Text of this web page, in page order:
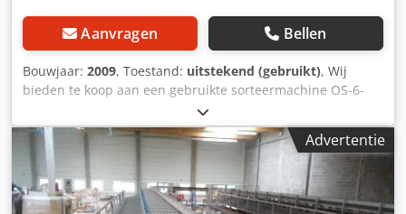
Aanvragen Bellen
Bouwjaar: 2009, Toestand: uitstekend (gebruikt), Wij
bieden te koop aan een gebruikte sorteermachine OS-6-
2700-STS van de fabrikant EQUINOX. Beschrijving van het
product Fabrikant: EQUINOX Type: OS-6-2700-STS
Bouwjaar: 2009 Serienummer: P.DWA.119 Totale afmeting
L: 33000 mm Cedpeixqbcofx Ahkjha Totale afmeting B:
4200 mm Totale afmeting H: 1850 mm Capaciteit van de
sorteermachine: 6000 stuks/uur Kenmerken: 2
Advertentie